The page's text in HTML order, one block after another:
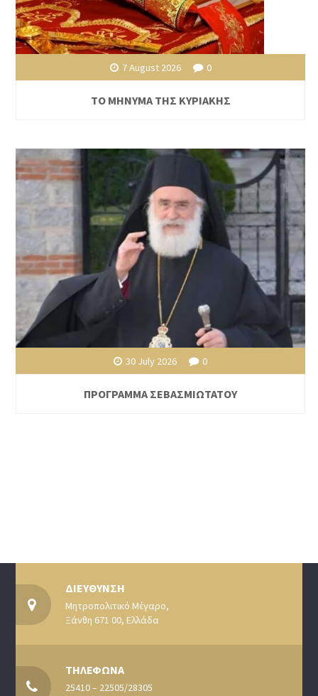
7 August 2026 0
ΤΟ ΜΗΝΥΜΑ ΤΗΣ ΚΥΡΙΑΚΗΣ
30 July 2026 0
ΠΡΟΓΡΑΜΜΑ ΣΕΒΑΣΜΙΩΤΑΤΟΥ
ΔΙΕΥΘΥΝΣΗ
Μητροπολιτικό Μέγαρο,
Ξάνθη 671 00, Ελλάδα
ΤΗΛΕΦΩΝΑ
25410 – 22505/28305